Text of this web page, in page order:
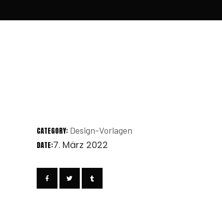
CATEGORY: Design-Vorlagen
DATE:7. März 2022